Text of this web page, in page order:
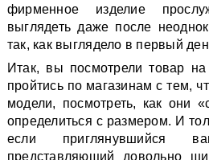
фирменное изделие
выглядеть даже после
так, как выглядело в первый
Итак, вы посмотрели товар
пройтись по магазинам с тем,
модели, посмотреть, как они
определиться с размером. И
если приглянувшийся
представляющий довольно